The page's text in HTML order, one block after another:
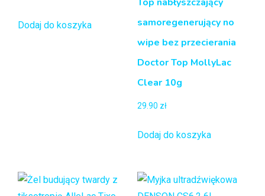
Dodaj do koszyka
samoregenerujący no
wipe bez przecierania
Doctor Top MollyLac
Clear 10g
29.90 zł
Dodaj do koszyka